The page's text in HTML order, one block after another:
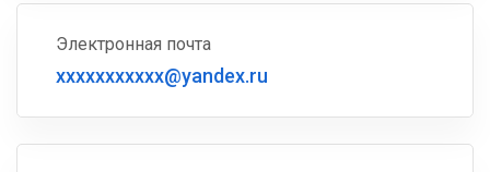
Электронная почта
xxxxxxxxxxx@yandex.ru